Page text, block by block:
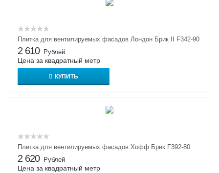
Плитка для вентилируемых фасадов Лондон Брик II F342-90
2 610 Рублей
Цена за квадратный метр
КУПИТЬ
Плитка для вентилируемых фасадов Хофф Брик F392-80
2 620 Рублей
Цена за квадратный метр